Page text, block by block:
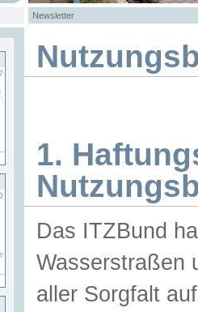
Newsletter
1.
Das ITZBund
Wasserstraßen
aller Sorgfalt